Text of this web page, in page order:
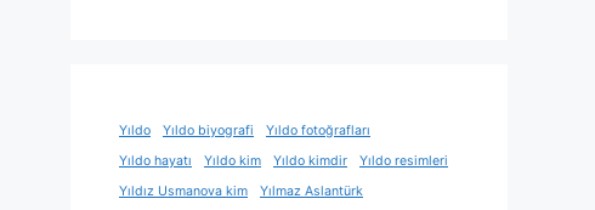
Yıldo Yıldo biyografi
Yıldo fotoğrafları
Yıldo hayatı
Yıldo kim Yıldo kimdir
Yıldo resimleri
Yıldız Usmanova kim
Yılmaz Aslantürk